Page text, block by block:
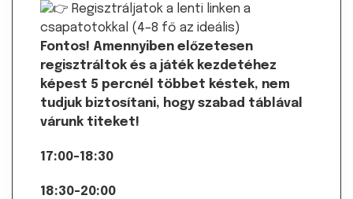
Regisztráljatok a lenti linken a
csapatotokkal (4–8 fő az ideális)
Fontos! Amennyiben előzetesen
regisztráltok és a játék kezdetéhez
képest 5 percnél többet késtek, nem
tudjuk biztosítani, hogy szabad táblával
várunk titeket!
17:00-18:30
18:30-20:00